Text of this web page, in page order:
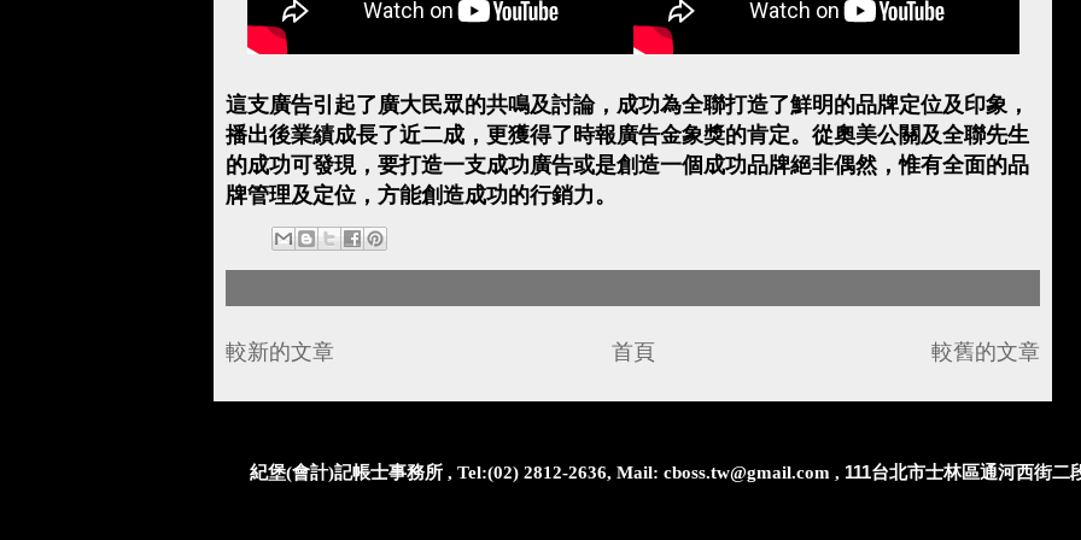
這支廣告引起了廣大民眾的共鳴及討論，成功為全聯打造了鮮明的品牌定位及印象，
播出後業績成長了近二成，更獲得了時報廣告金象獎的肯定。從奧美公關及全聯先生
的成功可發現，要打造一支成功廣告或是創造一個成功品牌絕非偶然，惟有全面的品
牌管理及定位，方能創造成功的行銷力。
較新的文章 較舊的文章
首頁
紀堡(會計)記帳士事務所 , Tel:(02) 2812-2636, Mail: cboss.tw@gmail.com , 111台北市士林區通河西街二